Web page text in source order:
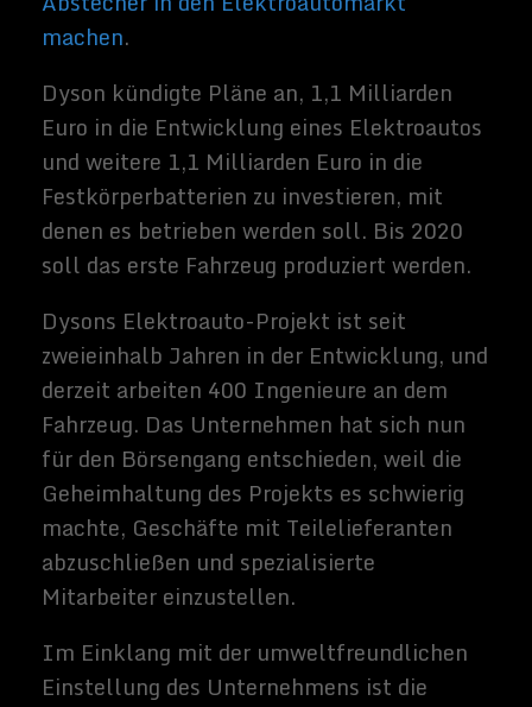
Neue Autobauer für Neue E-
Motoren
Gerüchte kursierten, dass Dyson
beabsichtige, in den Markt für
Elektrofahrzeuge einzutreten, als das
Unternehmen 2016 einen Zuschuss der
Regierung erhielt, um die Forschung auf
dem Gebiet der Batterietechnologien zu
finanzieren.
elektrischen Gegenstücken auf den
absteigenden Ast sind, sehen wir eine Reihe
von Unternehmen, die einen Versuch in den
Eisntieg im Automobilmarkt versuchen.
Apple hat lange gerüchteweise ein
Interesse am Bau eines eigenen Fahrzeugs
gehabt, obwohl diese Pläne in letzter Zeit
offenbar in den Hintergrund getreten sind.
Mittlerweile treibt Google die
selbstfahrenden Autos trotz einiger
Rückschläge weiter voran.
Natürlich bleibt Tesla in der Pole-Position,
schlägt ihre größte Konkurrenz auf dem
Markt um mehrere Jahre. Während das